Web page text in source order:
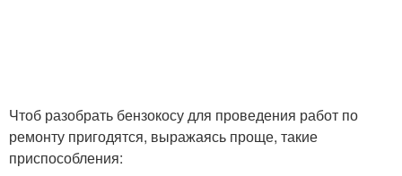
Чтоб разобрать бензокосу для проведения работ по
ремонту пригодятся, выражаясь проще, такие
приспособления: